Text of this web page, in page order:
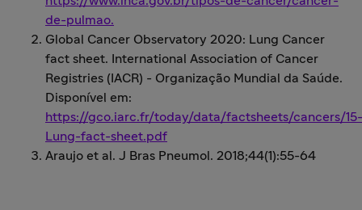
de-pulmao.
Global Cancer Observatory 2020: Lung Cancer
fact sheet. International Association of Cancer
Registries (IACR) - Organização Mundial da Saúde.
Disponível em:
https://gco.iarc.fr/today/data/factsheets/cancers/15-
Lung-fact-sheet.pdf
Araujo et al. J Bras Pneumol. 2018;44(1):55-64